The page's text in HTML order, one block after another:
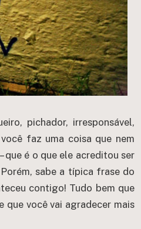
pichador, irresponsável,
faz uma coisa que nem
que é o que ele acreditou ser
sabe a típica frase do
contigo! Tudo bem que
você vai agradecer mais